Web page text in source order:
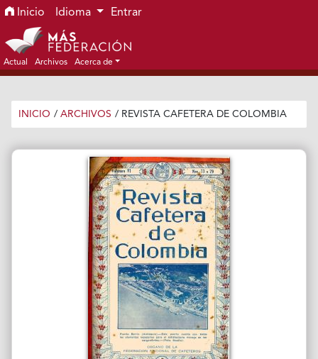
Ir al menú de navegación principal
Ir al contenido principal
Ir al pie de página del sitio
Inicio Idioma Entrar
Actual Archivos Acerca de
INICIO / ARCHIVOS / REVISTA CAFETERA DE COLOMBIA